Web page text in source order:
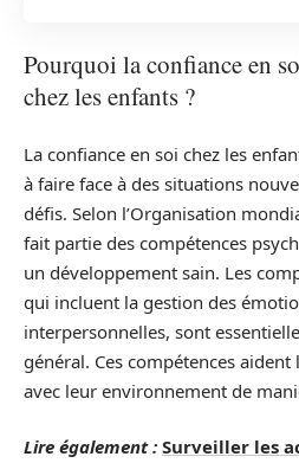
Pourquoi la confiance en
chez les enfants ?
La confiance en soi chez les
à faire face à des situations
défis. Selon l’Organisation
fait partie des compétences
un développement sain. Les
qui incluent la gestion des
interpersonnelles, sont
général. Ces compétences
avec leur environnement de
Lire également : Surveiller les